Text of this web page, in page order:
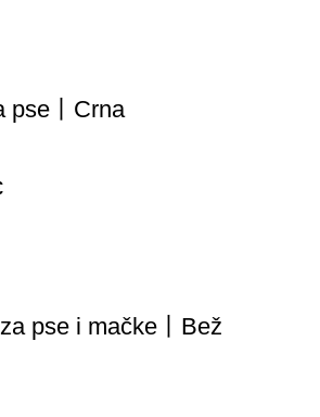
pse丨Crna
pse i mačke丨Bež